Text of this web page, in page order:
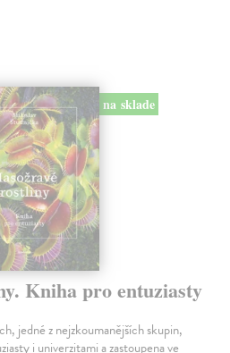
na sklade
Kniha pro entuziasty
jedné z nejzkoumanějších skupin,
i univerzitami a zastoupena ve